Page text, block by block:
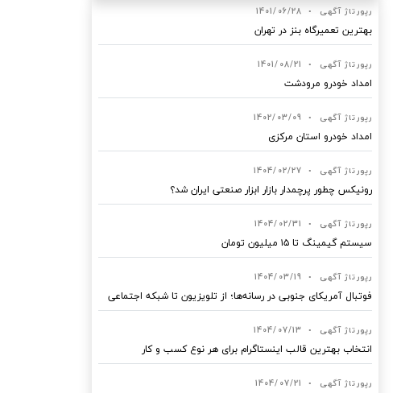
رپورتاژ آگهی •
1401/06/28
بهترین تعمیرگاه بنز در تهران
رپورتاژ آگهی •
1401/08/21
امداد خودرو مرودشت
رپورتاژ آگهی •
1402/03/09
امداد خودرو استان مرکزی
رپورتاژ آگهی •
1404/02/27
رونیکس چطور پرچمدار بازار ابزار صنعتی ایران شد؟
رپورتاژ آگهی •
1404/02/31
سیستم گیمینگ تا ۱۵ میلیون تومان
رپورتاژ آگهی •
1404/03/19
فوتبال آمریکای جنوبی در رسانه‌ها؛ از تلویزیون تا شبکه اجتماعی
رپورتاژ آگهی •
1404/07/13
انتخاب بهترین قالب‌ اینستاگرام برای هر نوع کسب‌ و کار
رپورتاژ آگهی •
1404/07/21